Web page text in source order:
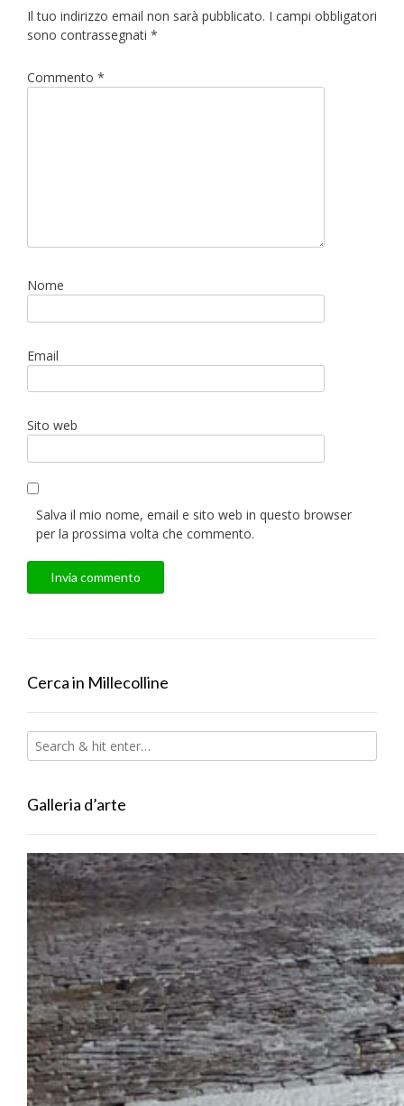
Il tuo indirizzo email non sarà pubblicato. I campi obbligatori
sono contrassegnati *
Commento *
Nome
Email
Sito web
Salva il mio nome, email e sito web in questo browser
per la prossima volta che commento.
Cerca in Millecolline
Galleria d’arte